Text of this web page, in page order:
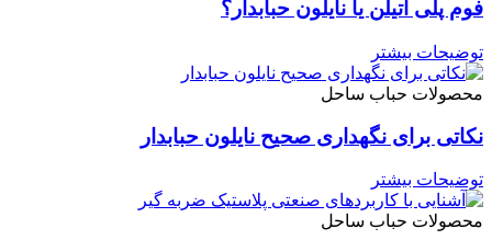
فوم پلی اتیلن یا نایلون حبابدار؟
توضیحات بیشتر
محصولات حباب ساحل
نکاتی برای نگهداری صحیح نایلون حبابدار
توضیحات بیشتر
محصولات حباب ساحل